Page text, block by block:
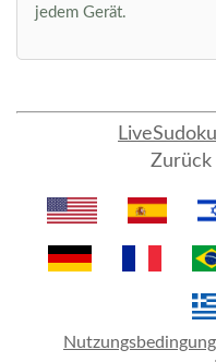
jedem Gerät.
Zurück